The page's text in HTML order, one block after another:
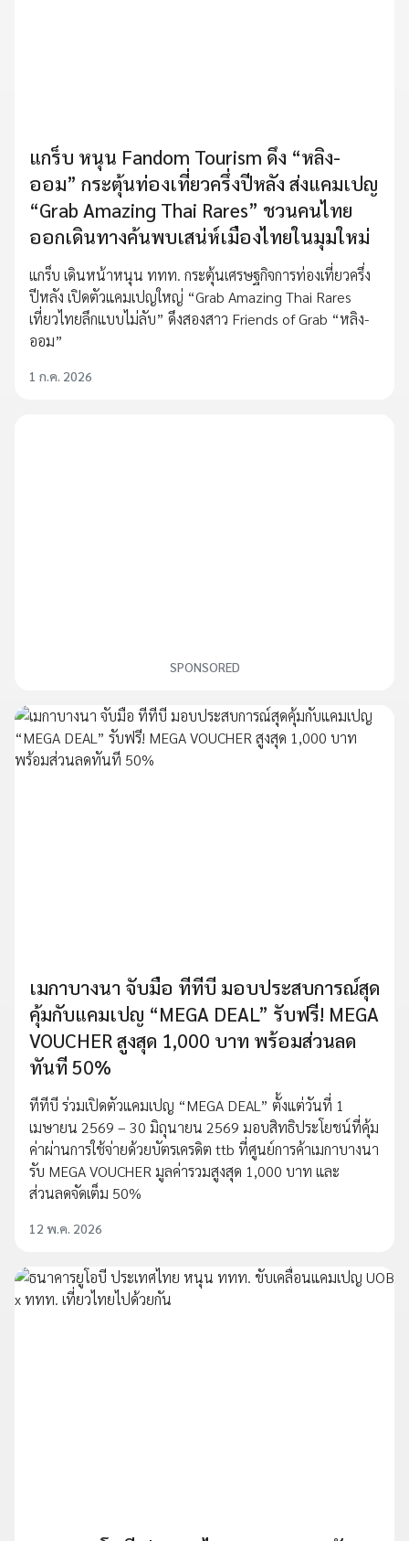
แกร็บ หนุน Fandom Tourism ดึง “หลิง-
ออม” กระตุ้นท่องเที่ยวครึ่งปีหลัง ส่งแคมเปญ
“Grab Amazing Thai Rares” ชวนคนไทย
ออกเดินทางค้นพบเสน่ห์เมืองไทยในมุมใหม่
แกร็บ เดินหน้าหนุน ททท. กระตุ้นเศรษฐกิจการท่องเที่ยวครึ่ง
ปีหลัง เปิดตัวแคมเปญใหญ่ “Grab Amazing Thai Rares
เที่ยวไทยลึกแบบไม่ลับ” ดึงสองสาว Friends of Grab “หลิง-
ออม”
1 ก.ค. 2026
SPONSORED
เมกาบางนา จับมือ ทีทีบี มอบประสบการณ์สุด
คุ้มกับแคมเปญ “MEGA DEAL” รับฟรี! MEGA
VOUCHER สูงสุด 1,000 บาท พร้อมส่วนลด
ทันที 50%
ทีทีบี ร่วมเปิดตัวแคมเปญ “MEGA DEAL” ตั้งแต่วันที่ 1
เมษายน 2569 – 30 มิถุนายน 2569 มอบสิทธิประโยชน์ที่คุ้ม
ค่าผ่านการใช้จ่ายด้วยบัตรเครดิต ttb ที่ศูนย์การค้าเมกาบางนา
รับ MEGA VOUCHER มูลค่ารวมสูงสุด 1,000 บาท และ
ส่วนลดจัดเต็ม 50%
12 พ.ค. 2026